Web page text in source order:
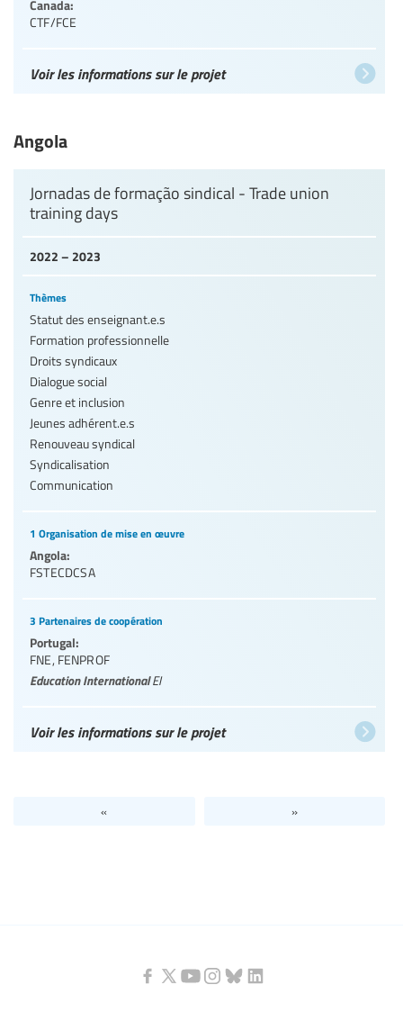
Canada:
CTF/FCE
Voir les informations sur le projet
Angola
2022 – 2023
Jornadas de formação sindical - Trade union
training days
Thèmes
Statut des enseignant.e.s
Formation professionnelle
Droits syndicaux
Dialogue social
Genre et inclusion
Jeunes adhérent.e.s
Renouveau syndical
Syndicalisation
Communication
1 Organisation de mise en œuvre
Angola:
FSTECDCSA
3 Partenaires de coopération
Portugal:
FNE, FENPROF
Education InternationalEI
Voir les informations sur le projet
« »